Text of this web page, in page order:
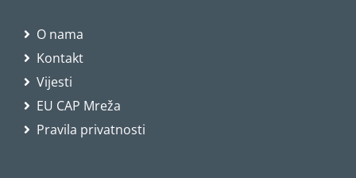
O nama
Kontakt
Vijesti
EU CAP Mreža
Pravila privatnosti